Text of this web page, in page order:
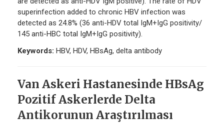
superinfection added to chronic HBV infection was
detected as 24.8% (36 anti-HDV total IgM+IgG positivity/
145 anti-HBC total IgM+IgG positivity).
Keywords: HBV, HDV, HBsAg, delta antibody
Van Askeri Hastanesinde HBsAg
Pozitif Askerlerde Delta
Antikorunun Araştırılması